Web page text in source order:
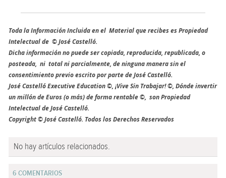
Toda la Información Incluida en el Material que recibes es Propiedad
Intelectual de © José Castelló.
Dicha información no puede ser copiada, reproducida, republicada, o
posteada, ni total ni parcialmente, de ninguna manera sin el
consentimiento previo escrito por parte de José Castelló.
José Castelló Executive Education ©, ¡Vive Sin Trabajar! ©, Dónde invertir
un millón de Euros (o más) de forma rentable ©, son Propiedad
Intelectual de José Castelló.
Copyright © José Castelló. Todos los Derechos Reservados
No hay artículos relacionados.
6 COMENTARIOS